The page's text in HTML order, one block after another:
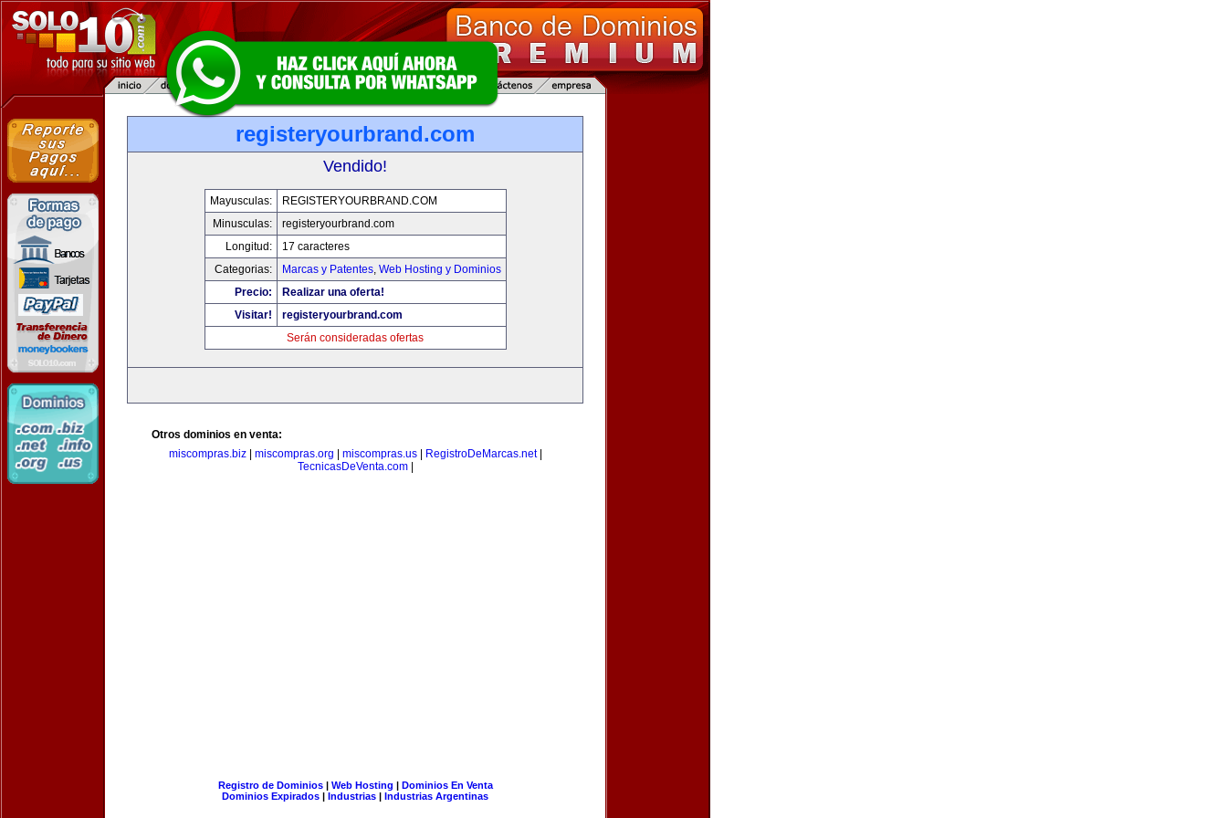
registeryourbrand.com
Vendido!
Mayusculas:
REGISTERYOURBRAND.COM
Minusculas:
registeryourbrand.com
Longitud:
17 caracteres
Categorias:
Marcas y Patentes, Web Hosting y Dominios
Precio:
Realizar una oferta!
Visitar!
registeryourbrand.com
Serán consideradas ofertas
Otros dominios en venta:
miscompras.biz| miscompras.org miscompras.us| RegistroDeMarcas.net|
TecnicasDeVenta.com|
Registro de Dominios| Web Hosting | Dominios En Venta
Dominios Expirados | Industrias | Industrias Argentinas